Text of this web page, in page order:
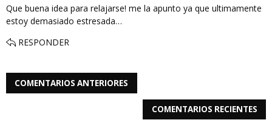
Que buena idea para relajarse! me la apunto ya que ultimamente
estoy demasiado estresada…
RESPONDER
COMENTARIOS ANTERIORES
COMENTARIOS RECIENTES